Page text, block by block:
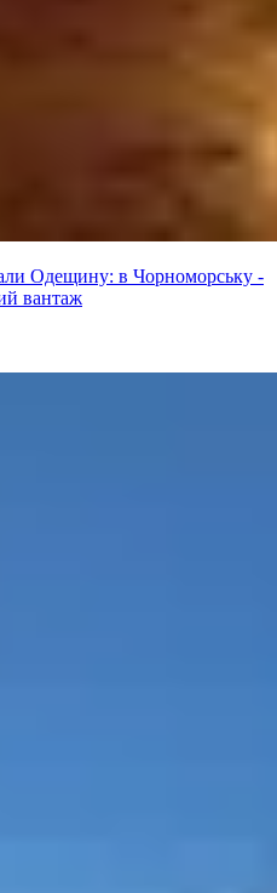
Одещину: в Чорноморську -
вантаж